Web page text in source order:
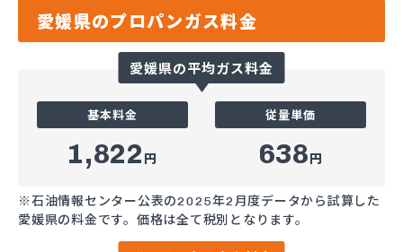
愛媛県のプロパンガス料金
愛媛県の平均ガス料金
基本料金
1,822 円
従量単価
638円
※石油情報センター公表の2025年2月度データから試算した
愛媛県の料金です。価格は全て税別となります。